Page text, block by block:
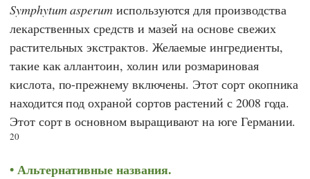
Symphytum asperum используются для производства
лекарственных средств и мазей на основе свежих
растительных экстрактов. Желаемые ингредиенты,
такие как аллантоин, холин или розмариновая
кислота, по-прежнему включены. Этот сорт окопника
находится под охраной сортов растений с 2008 года.
Этот сорт в основном выращивают на юге Германии.
20
Альтернативные названия.